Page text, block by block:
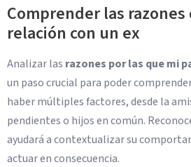
Comprender las
relación con un ex
Analizar las razones por las que mi
un paso crucial para poder
haber múltiples factores, desde la
pendientes o hijos en común.
ayudará a contextualizar su
actuar en consecuencia.